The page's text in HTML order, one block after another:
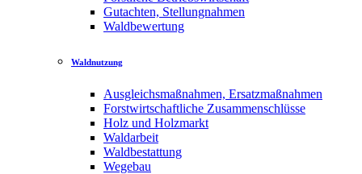
Gutachten, Stellungnahmen
Waldbewertung
Waldnutzung
Ausgleichsmaßnahmen, Ersatzmaßnahmen
Forstwirtschaftliche Zusammenschlüsse
Holz und Holzmarkt
Waldarbeit
Waldbestattung
Wegebau